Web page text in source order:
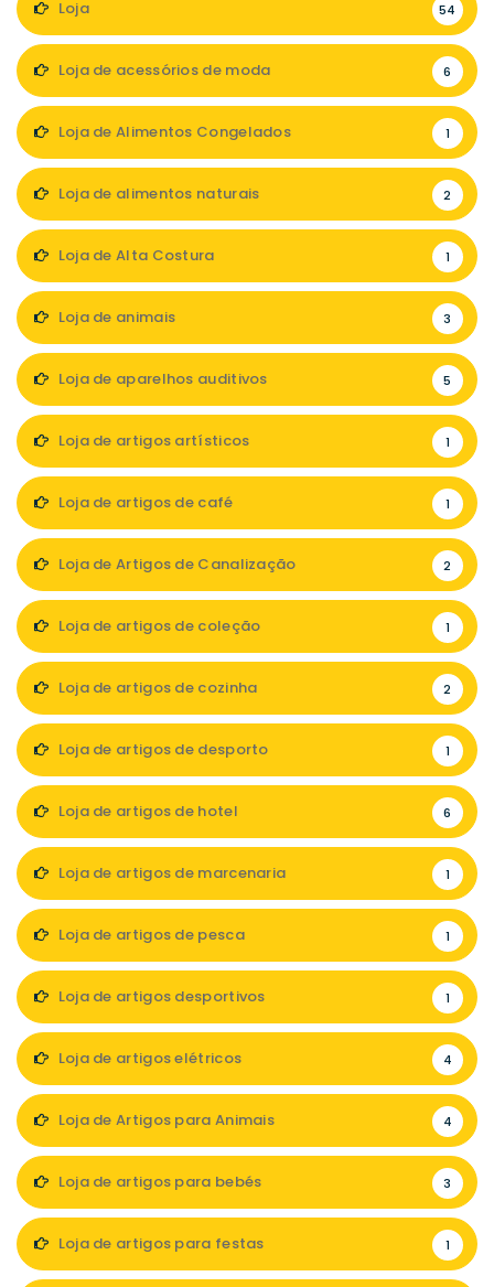
Loja 54
Loja de acessórios de moda 6
Loja de Alimentos Congelados 1
Loja de alimentos naturais 2
Loja de Alta Costura 1
Loja de animais 3
Loja de aparelhos auditivos 5
Loja de artigos artísticos 1
Loja de artigos de café 1
Loja de Artigos de Canalização 2
Loja de artigos de coleção 1
Loja de artigos de cozinha 2
Loja de artigos de desporto 1
Loja de artigos de hotel 6
Loja de artigos de marcenaria 1
Loja de artigos de pesca 1
Loja de artigos desportivos 1
Loja de artigos elétricos 4
Loja de Artigos para Animais 4
Loja de artigos para bebés 3
Loja de artigos para festas 1